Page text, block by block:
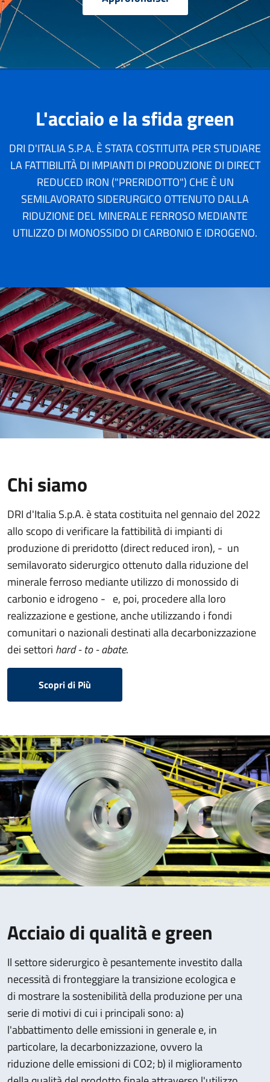
L'acciaio e la sfida green
DRI D'ITALIA S.P.A. È STATA COSTITUITA PER STUDIARE
LA FATTIBILITÀ DI IMPIANTI DI PRODUZIONE DI DIRECT
REDUCED IRON ("PRERIDOTTO") CHE È UN
SEMILAVORATO SIDERURGICO OTTENUTO DALLA
RIDUZIONE DEL MINERALE FERROSO MEDIANTE
UTILIZZO DI MONOSSIDO DI CARBONIO E IDROGENO.
Chi siamo
DRI d'Italia S.p.A. è stata costituita nel gennaio del 2022
allo scopo di verificare la fattibilità di impianti di
produzione di preridotto (direct reduced iron), - un
semilavorato siderurgico ottenuto dalla riduzione del
minerale ferroso mediante utilizzo di monossido di
carbonio e idrogeno - e, poi, procedere alla loro
realizzazione e gestione, anche utilizzando i fondi
comunitari o nazionali destinati alla decarbonizzazione
dei settori hard - to - abate.
Scopri di Più
Acciaio di qualità e green
Il settore siderurgico è pesantemente investito dalla
necessità di fronteggiare la transizione ecologica e
di mostrare la sostenibilità della produzione per una
serie di motivi di cui i principali sono: a)
l'abbattimento delle emissioni in generale e, in
particolare, la decarbonizzazione, ovvero la
riduzione delle emissioni di CO2; b) il miglioramento